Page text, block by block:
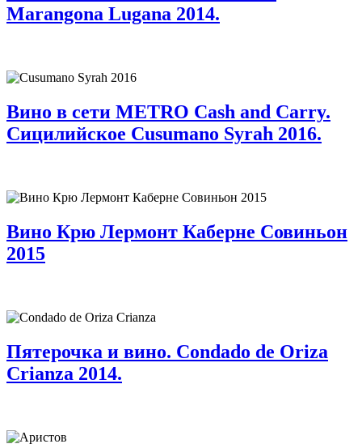
Marangona Lugana 2014.
Вино в сети METRO Cash and Carry.
Сицилийское Cusumano Syrah 2016.
Вино Крю Лермонт Каберне Совиньон
2015
Пятерочка и вино. Condado de Oriza
Crianza 2014.